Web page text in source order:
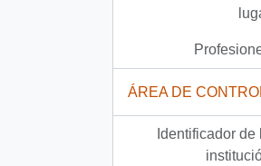
ÁREA DE
Identificador de